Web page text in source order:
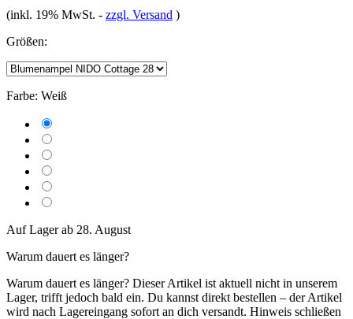
(inkl. 19% MwSt. - zzgl. Versand )
Größen:
Farbe: Weiß
Auf Lager ab 28. August
Warum dauert es länger?
Warum dauert es länger? Dieser Artikel ist aktuell nicht in unserem
Lager, trifft jedoch bald ein. Du kannst direkt bestellen – der Artikel
wird nach Lagereingang sofort an dich versandt. Hinweis schließen